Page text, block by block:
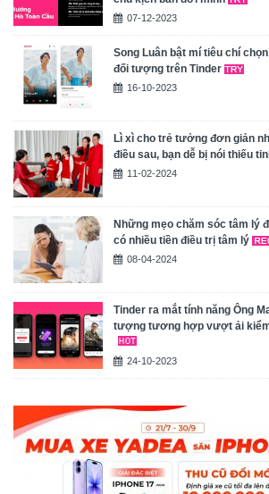
07-12-2023
Song Luân bật mí tiêu chí
đối tượng trên Tinder
16-10-2023
Lì xì cho trẻ tưởng đơn giản
điều sau, bạn dễ bị nói thiếu
11-02-2024
Những mẹo chăm sóc tâm lý
có nhiều tiền điều trị tâm lý
08-04-2024
Tinder ra mắt tính năng Ông
tượng tương hợp vượt ải
24-10-2023